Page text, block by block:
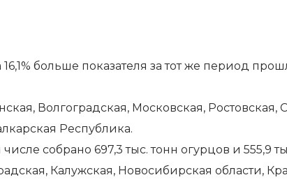
больше показателя за тот же период
Волгоградская, Московская, Ростовская,
Республика.
собрано 697,3 тыс. тонн огурцов и 555,9
Калужская, Новосибирская области,